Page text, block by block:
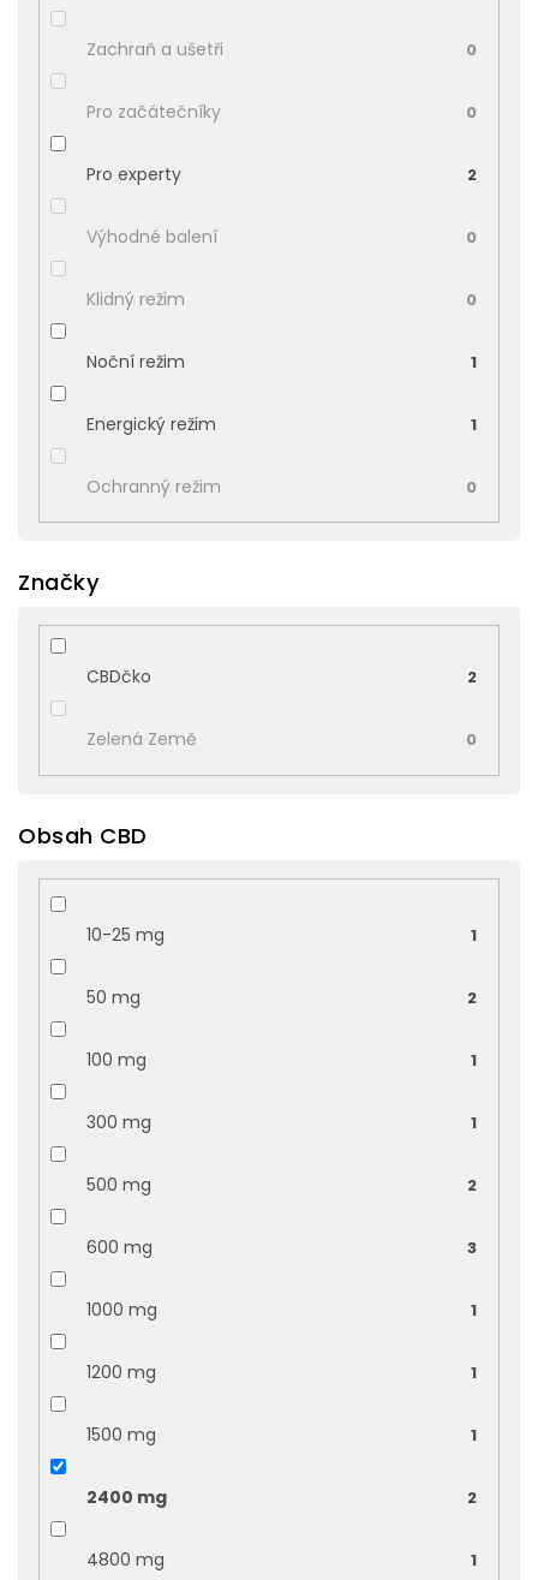
Zachraň a ušetři 0
Pro začátečníky 0
Pro experty 2
Výhodné balení 0
Klidný režim 0
Noční režim 1
Energický režim 1
Ochranný režim 0
Značky
CBDčko 2
Zelená Země 0
Obsah CBD
10-25 mg 1
50 mg 2
100 mg 1
300 mg 1
500 mg 2
600 mg 3
1000 mg 1
1200 mg 1
1500 mg 1
2400 mg 2
4800 mg 1